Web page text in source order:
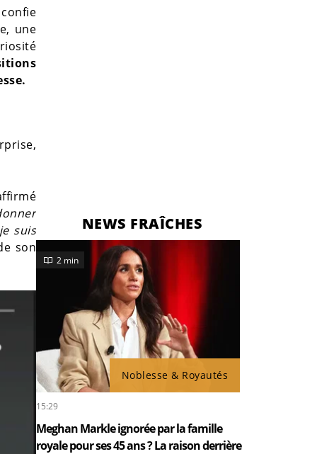
une
suis
son
NEWS FRAÎCHES
Noblesse & Royautés
2 min
15:29
Meghan Markle ignorée par la famille
royale pour ses 45 ans ? La raison derrière